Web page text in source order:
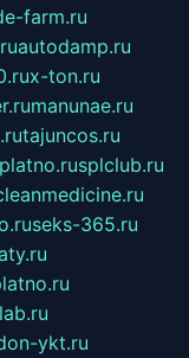
farm.ru
autodamp.ru
x-ton.ru
manunae.ru
tajuncos.ru
splclub.ru
seks-365.ru
ykt.ru